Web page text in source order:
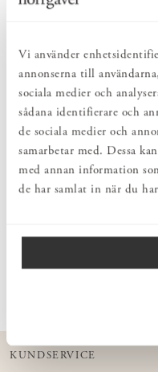
Vi använder
annonserna till
sociala medier och
sådana identifierare och
de sociala medier och
samarbetar med. Dessa
med annan information
de har samlat in när du
nordvästra Afghanistan.
Mattan är unik i mått och
Vår leverantör, franska
Step. Step arbetar för att
vävarna har rättvisa löner,
tillverkningen sker på bästa
SKÖTSEL
KUNDSERVICE